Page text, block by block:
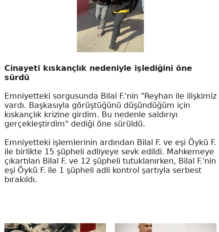
Cinayeti kıskançlık nedeniyle işlediğini öne
sürdü
Emniyetteki sorgusunda Bilal F.'nin "Reyhan ile ilişkimiz
vardı. Başkasıyla görüştüğünü düşündüğüm için
kıskançlık krizine girdim. Bu nedenle saldırıyı
gerçekleştirdim" dediği öne sürüldü.
Emniyetteki işlemlerinin ardından Bilal F. ve eşi Öykü F.
ile birlikte 15 şüpheli adliyeye sevk edildi. Mahkemeye
çıkartılan Bilal F. ve 12 şüpheli tutuklanırken, Bilal F.'nin
eşi Öykü F. ile 1 şüpheli adli kontrol şartıyla serbest
bırakıldı.